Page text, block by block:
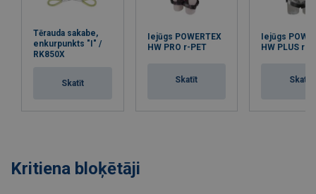
Tērauda sakabe,
enkurpunkts "I" /
RK850X
Skatīt
Iejūgs POWERTEX
HW PRO r-PET
Skatīt
Iejūgs
HW PLUS r-
Skatīt
Kritiena bloķētāji